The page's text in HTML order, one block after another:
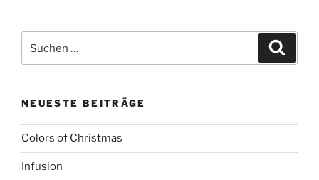
nach:
NEUESTE BEITRÄGE
Colors of Christmas
Infusion